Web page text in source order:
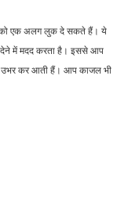
एक अलग लुक दे सकते हैं। ये
में मदद करता है। इससे आप
कर आती हैं। आप काजल भी